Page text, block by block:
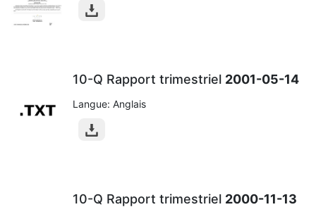
10-Q Rapport trimestriel 2001-05-14
Langue: Anglais
10-Q Rapport trimestriel 2000-11-13